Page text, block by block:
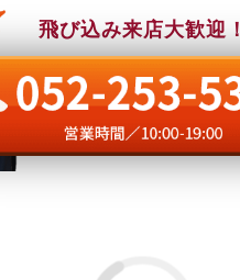
飛び込み来店大歓迎！